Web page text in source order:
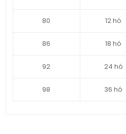
80 12 hó
86 18 hó
92 24 hó
98 36 hó